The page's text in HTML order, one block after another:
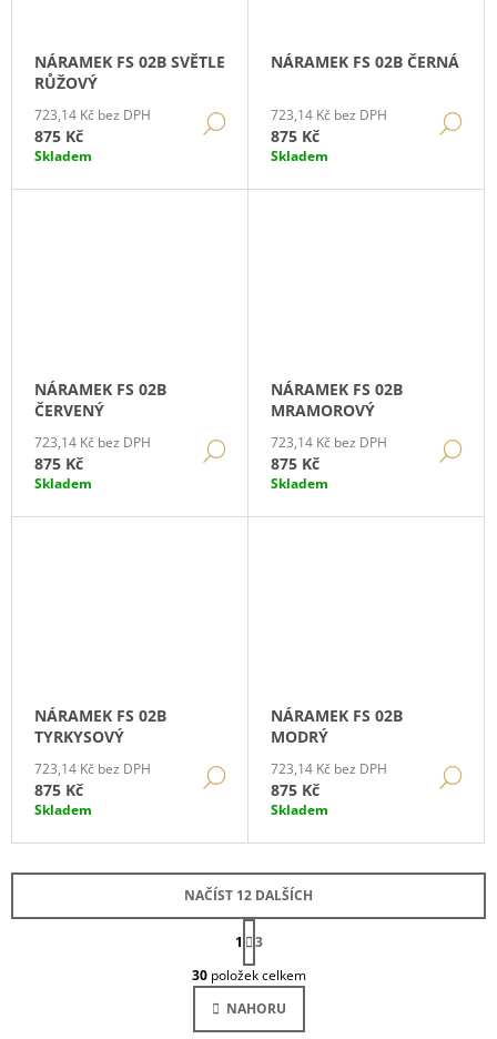
NÁRAMEK FS 02B SVĚTLE
RŮŽOVÝ
723,14 Kč bez DPH
875 Kč
DETAIL
Skladem
NÁRAMEK FS 02B ČERNÁ
723,14 Kč bez DPH
875 Kč
Skladem
NÁRAMEK FS 02B
ČERVENÝ
723,14 Kč bez DPH
875 Kč
DETAIL
Skladem
NÁRAMEK FS 02B
MRAMOROVÝ
723,14 Kč bez DPH
875 Kč
Skladem
NÁRAMEK FS 02B
TYRKYSOVÝ
723,14 Kč bez DPH
875 Kč
DETAIL
Skladem
NÁRAMEK FS 02B
MODRÝ
723,14 Kč bez DPH
875 Kč
Skladem
O
V
L
Á
NAČÍST 12 DALŠÍCH
S
T
R
Á
N
K
O
1
3
30položek celkem
NAHORU